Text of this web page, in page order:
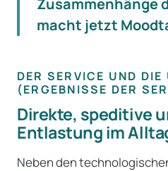
macht jetzt
DER SERVICE UND
(ERGEBNISSE DER
Direkte, speditive
Entlastung im
Neben den